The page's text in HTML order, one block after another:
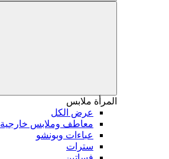
المرأة ملابس
عرض الكل
معاطف وملابس خارجية
عباءات وبونشو
سترات